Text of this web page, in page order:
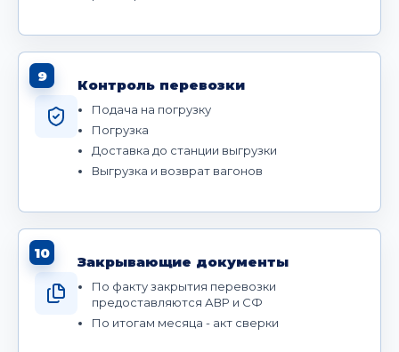
9
Контроль перевозки
Подача на погрузку
Погрузка
Доставка до станции выгрузки
Выгрузка и возврат вагонов
10
Закрывающие документы
По факту закрытия перевозки
предоставляются АВР и СФ
По итогам месяца - акт сверки